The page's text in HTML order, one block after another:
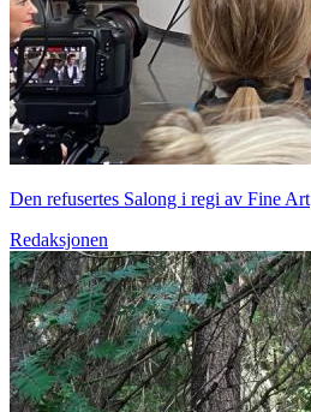
Den refusertes Salong i regi av Fine Art
Redaksjonen